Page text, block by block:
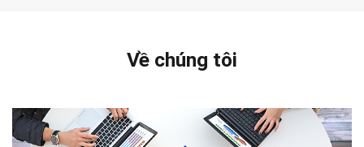
Về chúng tôi